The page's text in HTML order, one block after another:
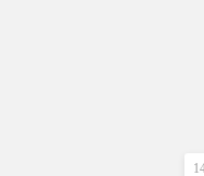
نخست 1405